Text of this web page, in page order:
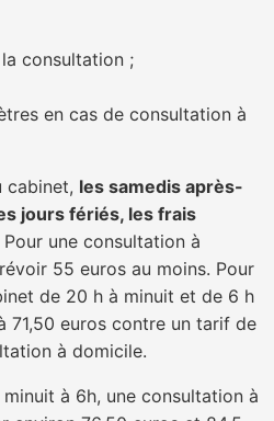
consultation ;
en cas de consultation à
cabinet, les samedis après-
jours fériés, les frais
Pour une consultation à
55 euros au moins. Pour
de 20 h à minuit et de 6 h
71,50 euros contre un tarif de
à domicile.
à 6h, une consultation à